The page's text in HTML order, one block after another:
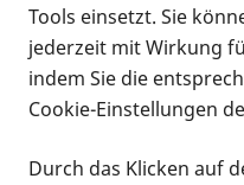
Infomaterial
Infomaterial
Vorlesen
Tools einsetzt. Sie
jederzeit mit Wirkung
indem Sie die
Cookie-Einstellungen
Durch das Klicken auf